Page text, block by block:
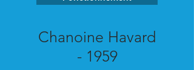
Chanoine Havard
- 1959